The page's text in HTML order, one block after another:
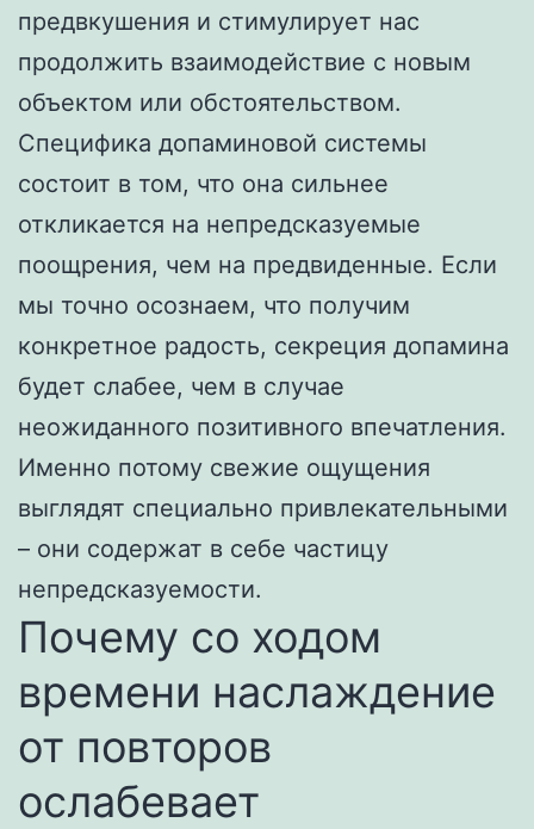
предвкушения и стимулирует нас
продолжить взаимодействие с новым
объектом или обстоятельством.
Специфика допаминовой системы
состоит в том, что она сильнее
откликается на непредсказуемые
поощрения, чем на предвиденные. Если
мы точно осознаем, что получим
конкретное радость, секреция допамина
будет слабее, чем в случае
неожиданного позитивного впечатления.
Именно потому свежие ощущения
выглядят специально привлекательными
– они содержат в себе частицу
непредсказуемости.
Почему со ходом
времени наслаждение
от повторов
ослабевает